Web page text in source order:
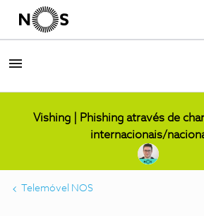
Vishing | Phishing através de
internacionais/
Telemóvel NOS